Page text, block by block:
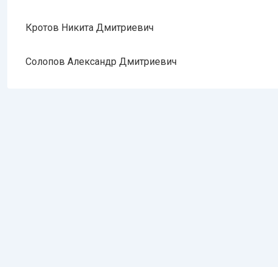
Кротов Никита Дмитриевич
Солопов Александр Дмитриевич